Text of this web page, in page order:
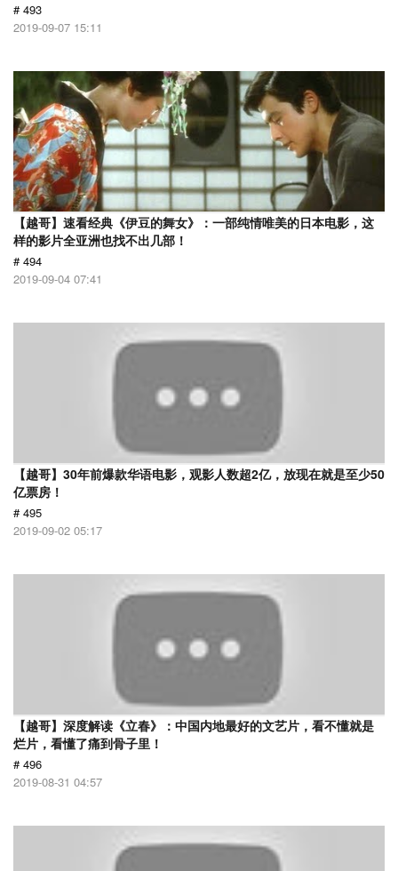
# 493
2019-09-07 15:11
【越哥】速看经典《伊豆的舞女》：一部纯情唯美的日本电影，这
样的影片全亚洲也找不出几部！
# 494
2019-09-04 07:41
【越哥】30年前爆款华语电影，观影人数超2亿，放现在就是至少50
亿票房！
# 495
2019-09-02 05:17
【越哥】深度解读《立春》：中国内地最好的文艺片，看不懂就是
烂片，看懂了痛到骨子里！
# 496
2019-08-31 04:57